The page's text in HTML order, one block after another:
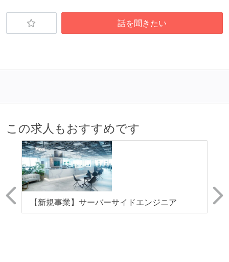
オープンな情報共有
KPI などチームの目標・実績値について、メンバーの
フレックスタイム制または裁量労働制を採用している
メンバーの多様性
外国籍の開発メンバーがいる
開発メンバーの新卒採用を実施している
待遇・福利厚生
話を聞きたい
この求人もおすすめです
【新規事業】サーバーサイドエンジニア